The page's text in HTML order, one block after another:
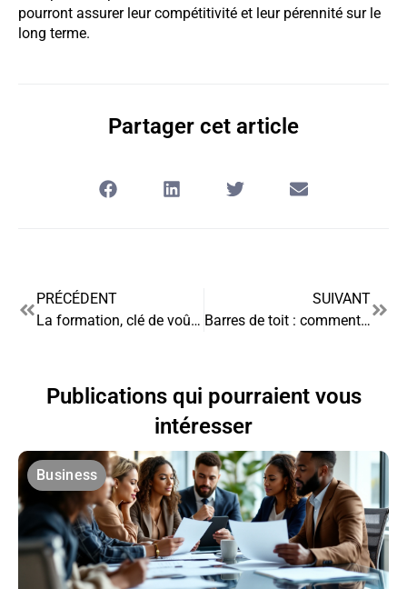
pourront assurer leur compétitivité et leur pérennité sur le
long terme.
Partager cet article
PRÉCÉDENT
La formation, clé de voûte d’une reconversion professionnelle réussie
SUIVANT
Barres de toit : comment maximiser votre retour sur investissement ?
Publications qui pourraient vous
intéresser
Business